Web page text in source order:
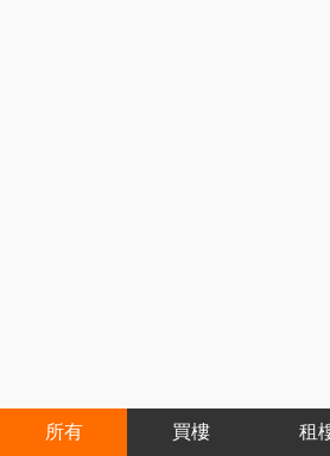
所有 買樓 租